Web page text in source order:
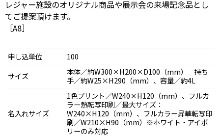
レジャー施設のオリジナル商品や展示会の来場記念品とし
てご提案頂けます。
［A8］
申し込単位
100
サイズ
本体／約W300×H200×D100（mm） 持ち
手／約W25×H290（mm）、容量／約4L
名入れサイズ
1色プリント／W240×H120（mm）、フルカ
ラー熱転写印刷／最大サイズ：
W240×H120（mm）、フルカラー昇華転写印
刷／W210×H90（mm）※ホワイト・アイボ
リーのみ対応